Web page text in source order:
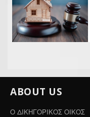
ABOUT US
Ο ΔΙΚΗΓΟΡΙΚΟΣ ΟΙΚΟΣ